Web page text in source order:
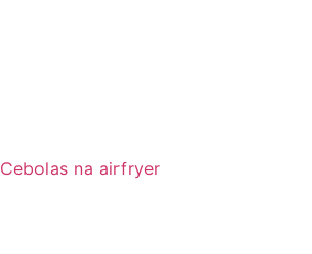
Cebolas na airfryer